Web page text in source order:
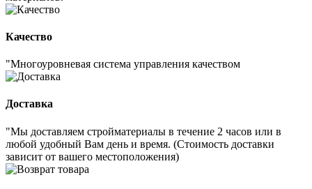
Качество
"Многоуровневая система управления качеством
Доставка
"Мы доставляем стройматериалы в течение 2 часов или в
любой удобный Вам день и время. (Стоимость доставки
зависит от вашего местоположения)